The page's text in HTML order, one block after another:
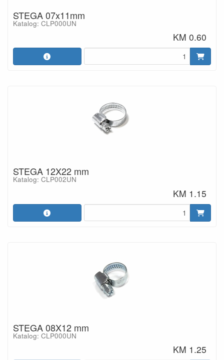
STEGA 07x11mm
Katalog: CLP000UN
KM 0.60
STEGA 12X22 mm
Katalog: CLP002UN
KM 1.15
STEGA 08X12 mm
Katalog: CLP000UN
KM 1.25